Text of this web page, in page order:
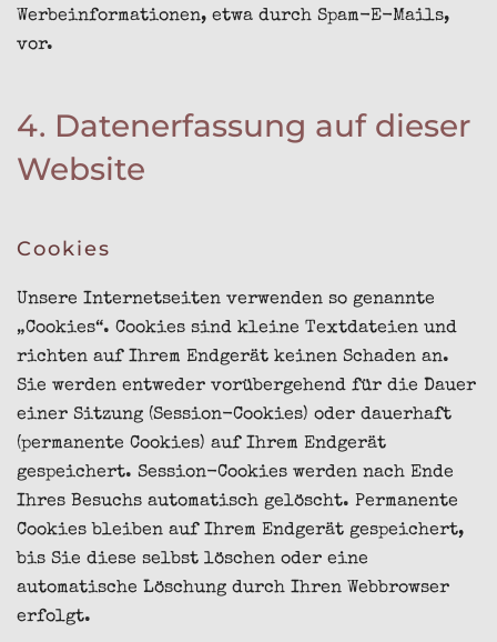
Werbeinformationen, etwa durch Spam-E-Mails,
vor.
4. Datenerfassung auf dieser
Website
Cookies
Unsere Internetseiten verwenden so genannte
„Cookies“. Cookies sind kleine Textdateien und
richten auf Ihrem Endgerät keinen Schaden an.
Sie werden entweder vorübergehend für die Dauer
einer Sitzung (Session-Cookies) oder dauerhaft
(permanente Cookies) auf Ihrem Endgerät
gespeichert. Session-Cookies werden nach Ende
Ihres Besuchs automatisch gelöscht. Permanente
Cookies bleiben auf Ihrem Endgerät gespeichert,
bis Sie diese selbst löschen oder eine
automatische Löschung durch Ihren Webbrowser
erfolgt.